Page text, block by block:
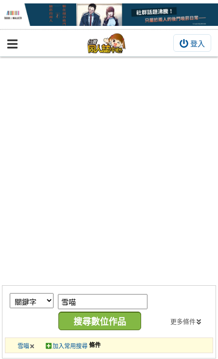
登入
BOOKY書集倉庫
繪圖藝廊
交流中心
攤位轉讓區
會員功能選單
更多條件
條件
雪喵 加入常用搜尋